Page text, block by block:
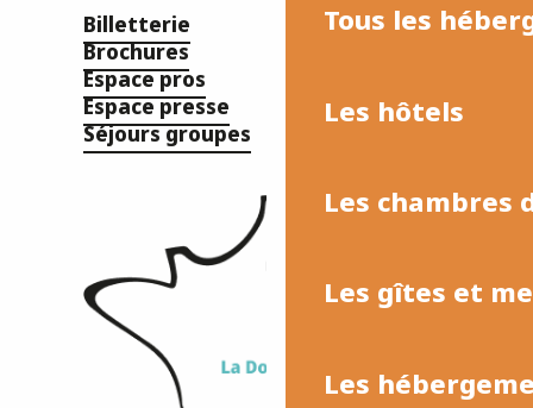
Tous les
Les hôtels
Les chambres
Les gîtes et
Les
Billetterie
Brochures
Espace pros
Espace presse
Séjours groupes